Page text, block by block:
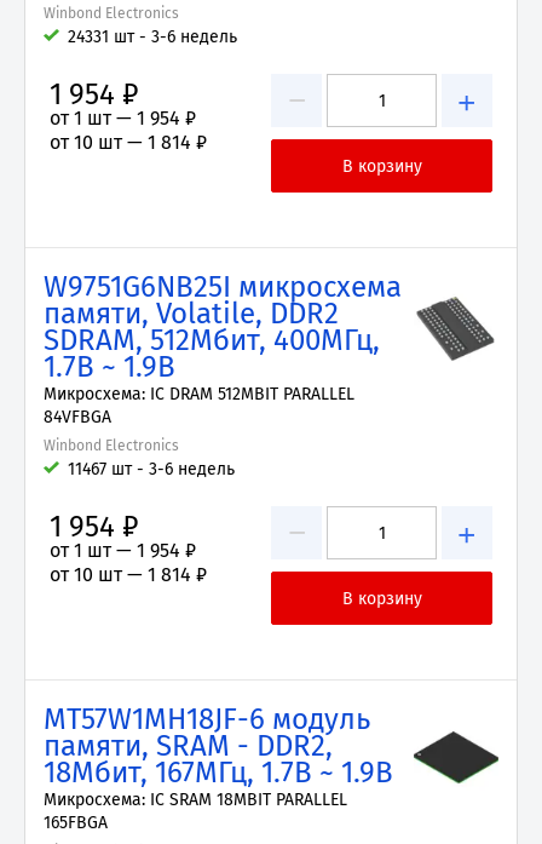
Winbond Electronics
24331 шт - 3-6 недель
− +
1 954 ₽
от 1 шт — 1 954 ₽
от 10 шт — 1 814 ₽
W9751G6NB25I микросхема
памяти, Volatile, DDR2
SDRAM, 512Мбит, 400МГц,
1.7В ~ 1.9В
Микросхема: IC DRAM 512MBIT PARALLEL
84VFBGA
Winbond Electronics
11467 шт - 3-6 недель
− +
1 954 ₽
от 1 шт — 1 954 ₽
от 10 шт — 1 814 ₽
MT57W1MH18JF-6 модуль
памяти, SRAM - DDR2,
18Мбит, 167МГц, 1.7В ~ 1.9В
Микросхема: IC SRAM 18MBIT PARALLEL
165FBGA